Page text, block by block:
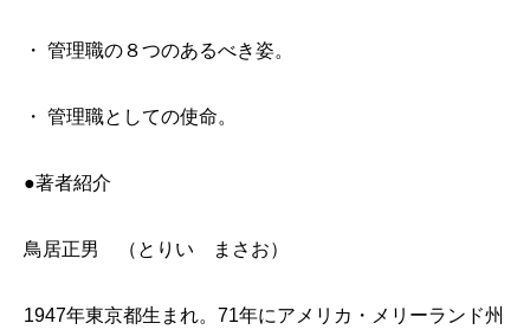
・ 管理職の８つのあるべき姿。
・ 管理職としての使命。
●著者紹介
鳥居正男 （とりい まさお）
1947年東京都生まれ。71年にアメリカ・メリーランド州